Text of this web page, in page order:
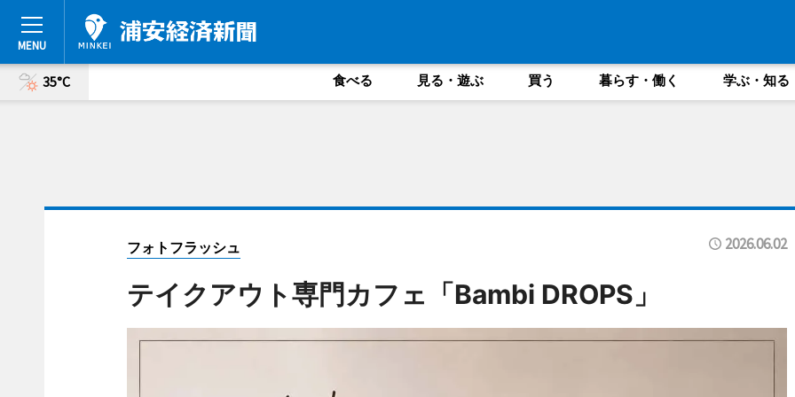
35°C 食べる 見る・遊ぶ 買う 暮らす・働く 学ぶ・知る
フォトフラッシュ 2026.06.02
テイクアウト専門カフェ「Bambi DROPS」